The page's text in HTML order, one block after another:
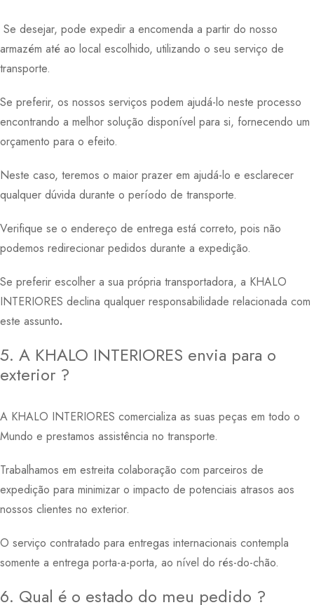
Se desejar, pode expedir a encomenda a partir do nosso
armazém até ao local escolhido, utilizando o seu serviço de
transporte.
Se preferir, os nossos serviços podem ajudá-lo neste processo
encontrando a melhor solução disponível para si, fornecendo um
orçamento para o efeito.
Neste caso, teremos o maior prazer em ajudá-lo e esclarecer
qualquer dúvida durante o período de transporte.
Verifique se o endereço de entrega está correto, pois não
podemos redirecionar pedidos durante a expedição.
Se preferir escolher a sua própria transportadora, a KHALO
INTERIORES declina qualquer responsabilidade relacionada com
este assunto.
5. A KHALO INTERIORES envia para o
exterior ?
A KHALO INTERIORES comercializa as suas peças em todo o
Mundo e prestamos assistência no transporte.
Trabalhamos em estreita colaboração com parceiros de
expedição para minimizar o impacto de potenciais atrasos aos
nossos clientes no exterior.
O serviço contratado para entregas internacionais contempla
somente a entrega porta-a-porta, ao nível do rés-do-chão.
6. Qual é o estado do meu pedido ?